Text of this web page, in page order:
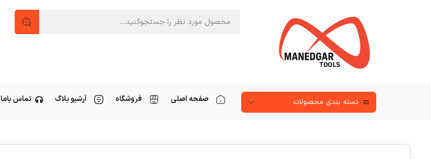
دسته‌ بندی محصولات صفحه اصلی فروشگاه آرشیو بلاگ تماس باما